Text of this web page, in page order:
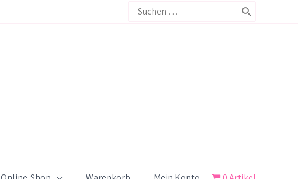
Search